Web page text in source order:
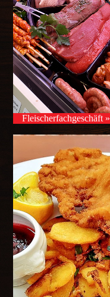
Fleischerfachgeschäft »